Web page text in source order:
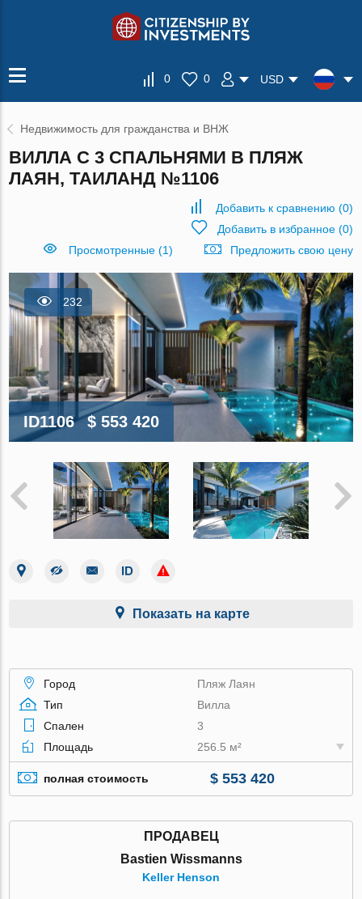
0 0 USD
Недвижимость для гражданства и ВНЖ
ВИЛЛА С 3 СПАЛЬНЯМИ В ПЛЯЖ
ЛАЯН, ТАИЛАНД №1106
Добавить к сравнению (0)
Добавить в избранное(0)
Просмотренные (1)
Предложить свою цену
232
ID1106 $ 553 420
Показать на карте
Город
Пляж Лаян
Тип
Вилла
Спален
3
Площадь
256.5 м²
полная стоимость $ 553 420
ПРОДАВЕЦ
Bastien Wissmanns
Keller Henson